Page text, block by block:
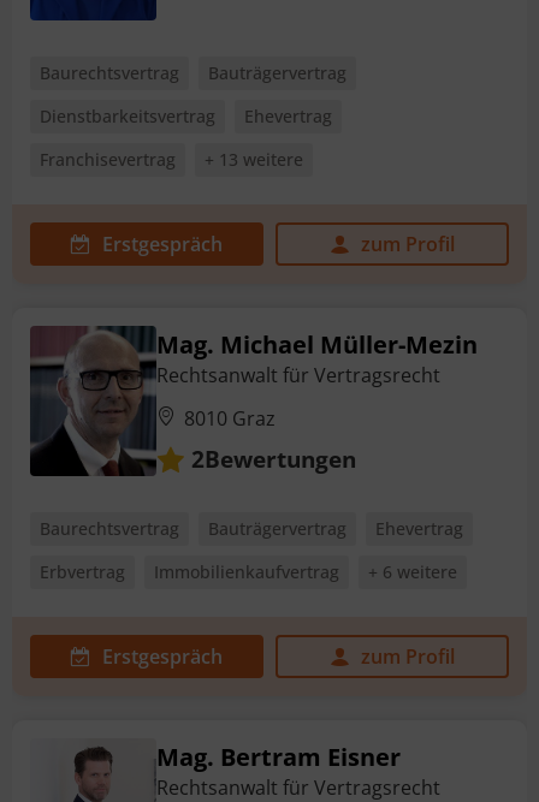
Baurechtsvertrag
Bauträgervertrag
Dienstbarkeitsvertrag
Ehevertrag
Franchisevertrag
+ 13 weitere
Erstgespräch zum Profil
Mag. Michael Müller-Mezin
Rechtsanwalt für Vertragsrecht
8010 Graz
2Bewertungen
Baurechtsvertrag Bauträgervertrag
Ehevertrag
Erbvertrag
Immobilienkaufvertrag + 6 weitere
Erstgespräch zum Profil
Mag. Bertram Eisner
Rechtsanwalt für Vertragsrecht